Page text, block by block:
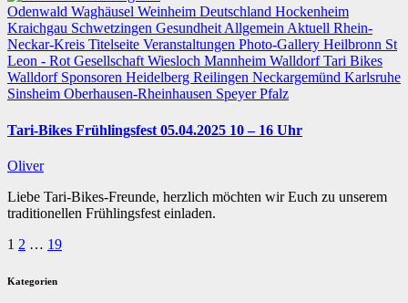
Odenwald Waghäusel Weinheim Deutschland Hockenheim
Kraichgau Schwetzingen GesundheitAllgemeinAktuell Rhein-
Neckar-Kreis Titelseite Veranstaltungen Photo-Gallery Heilbronn St
Leon - RotGesellschaftWiesloch Mannheim WalldorfTari Bikes
Walldorf Sponsoren Heidelberg Reilingen Neckargemünd Karlsruhe
Sinsheim Oberhausen-Rheinhausen SpeyerPfalz
Tari-Bikes Frühlingsfest 05.04.2025 10 – 16 Uhr
Oliver
Liebe Tari-Bikes-Freunde, herzlich möchten wir Euch zu unserem
traditionellen Frühlingsfest einladen.
Seitennummerierung
der
1 2 … 19
Kategorien